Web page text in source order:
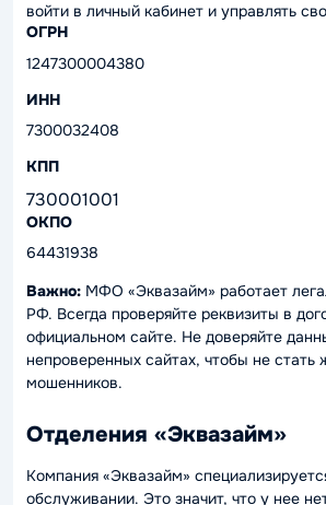
войти в личный кабинет и управлять
ОГРН
1247300004380
ИНН
7300032408
КПП
730001001
ОКПО
64431938
Важно: МФО «Эквазайм» работает
РФ. Всегда проверяйте реквизиты в
официальном сайте. Не доверяйте
непроверенных сайтах, чтобы не стать
мошенников.
Отделения «Эквазайм»
Компания «Эквазайм»
обслуживании. Это значит, что у нее